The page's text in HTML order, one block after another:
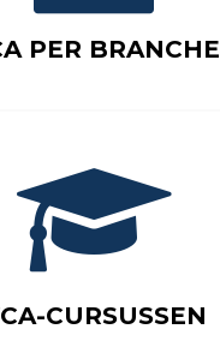
PER BRANCHE
CURSUSSEN